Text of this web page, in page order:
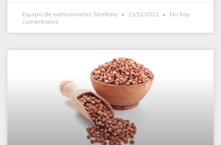
Equipo de nutricionistas Sbeltary 31/12/2021
No hay
comentarios